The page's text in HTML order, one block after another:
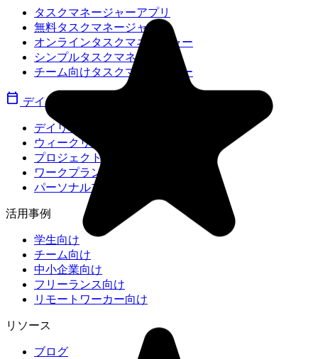
タスクマネージャーアプリ
無料タスクマネージャー
オンラインタスクマネージャー
シンプルタスクマネージャー
チーム向けタスクマネージャー
calendar_today デイリープランナー
デイリープランナー
ウィークリープランナー
プロジェクトプランナー
ワークプランナー
パーソナルプランナー
活用事例
学生向け
チーム向け
中小企業向け
フリーランス向け
リモートワーカー向け
リソース
ブログ